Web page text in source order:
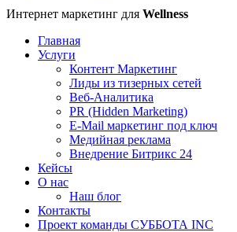
Интернет маркетинг для Wellness
Главная
Услуги
Контент Маркетинг
Лиды из тизерных сетей
Веб-Аналитика
PR (Hidden Marketing)
E-Mail маркетинг под ключ
Медийная реклама
Внедрение Битрикс 24
Кейсы
О нас
Наш блог
Контакты
Проект команды СУББОТА INC